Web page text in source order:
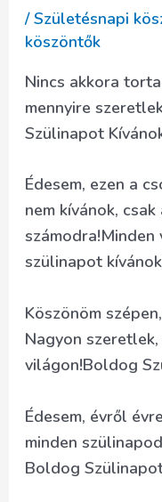
/Születésnapi
köszöntők
Nincs akkora
mennyire
Szülinapot
Édesem, ezen a
nem kívánok,
szülinapot
Köszönöm
Nagyon
világon!Boldog
Édesem, évről
minden
Boldog